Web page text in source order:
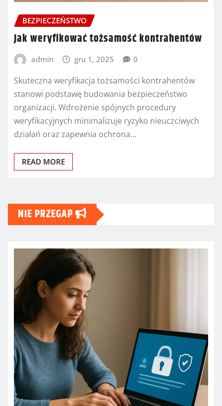
BEZPIECZEŃSTWO
Jak weryfikować tożsamość kontrahentów
admin gru 1, 2025 0
Skuteczna weryfikacja tożsamości kontrahentów
stanowi podstawę budowania bezpieczeństwo
organizacji. Wdrożenie spójnych procedury
weryfikacyjnych minimalizuje ryzyko nieuczciwych
działań oraz zapewnia ochrona…
READ MORE
NIE PRZEGAP